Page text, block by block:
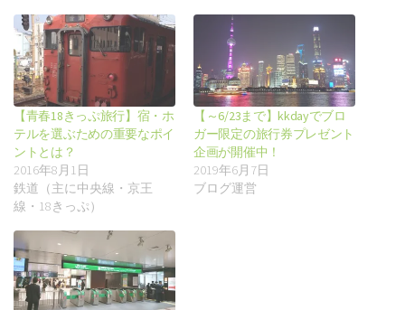
【青春18きっぷ旅行】宿・ホ
テルを選ぶための重要なポイ
ントとは？
2016年8月1日
鉄道（主に中央線・京王
線・18きっぷ）
【～6/23まで】kkdayでブロ
ガー限定の旅行券プレゼント
企画が開催中！
2019年6月7日
ブログ運営